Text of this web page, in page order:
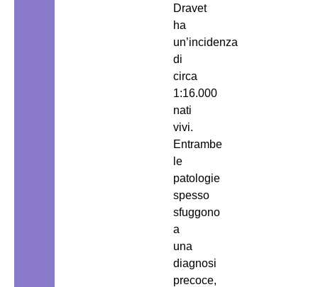
Dravet
ha
un’incidenza
di
circa
1:16.000
nati
vivi.
Entrambe
le
patologie
spesso
sfuggono
a
una
diagnosi
precoce,